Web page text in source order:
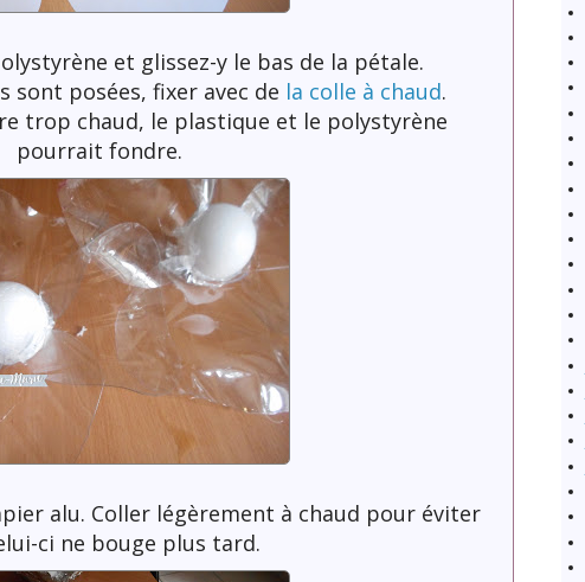
et glissez-y le bas de la pétale.
sont posées, fixer avec de la colle à chaud.
trop chaud, le plastique et le polystyrène
pourrait fondre.
alu. Coller légèrement à chaud pour éviter
ci ne bouge plus tard.